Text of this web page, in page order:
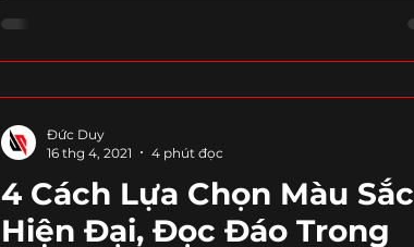
4 Cách Lựa Chọn Màu Sắc
Hiện Đại, Đọc Đáo Trong
Đức Duy
16 thg 4, 2021
4 phút đọc